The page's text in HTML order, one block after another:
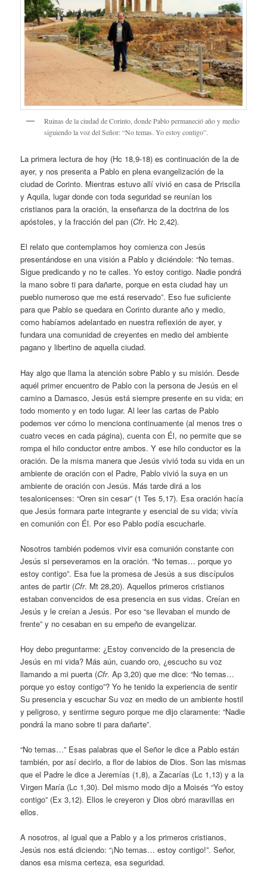
Ruinas de la ciudad de Corinto, donde Pablo permaneció año y medio
siguiendo la voz del Señor: “No temas. Yo estoy contigo”.
La primera lectura de hoy (Hc 18,9-18) es continuación de la de
ayer, y nos presenta a Pablo en plena evangelización de la
ciudad de Corinto. Mientras estuvo allí vivió en casa de Priscila
y Aquila, lugar donde con toda seguridad se reunían los
cristianos para la oración, la enseñanza de la doctrina de los
apóstoles, y la fracción del pan (Cfr. Hc 2,42).
El relato que contemplamos hoy comienza con Jesús
presentándose en una visión a Pablo y diciéndole: “No temas.
Sigue predicando y no te calles. Yo estoy contigo. Nadie pondrá
la mano sobre ti para dañarte, porque en esta ciudad hay un
pueblo numeroso que me está reservado”. Eso fue suficiente
para que Pablo se quedara en Corinto durante año y medio,
como habíamos adelantado en nuestra reflexión de ayer, y
fundara una comunidad de creyentes en medio del ambiente
pagano y libertino de aquella ciudad.
Hay algo que llama la atención sobre Pablo y su misión. Desde
aquél primer encuentro de Pablo con la persona de Jesús en el
camino a Damasco, Jesús está siempre presente en su vida; en
todo momento y en todo lugar. Al leer las cartas de Pablo
podemos ver cómo lo menciona continuamente (al menos tres o
cuatro veces en cada página), cuenta con Él, no permite que se
rompa el hilo conductor entre ambos. Y ese hilo conductor es la
oración. De la misma manera que Jesús vivió toda su vida en un
ambiente de oración con el Padre, Pablo vivió la suya en un
ambiente de oración con Jesús. Más tarde dirá a los
tesalonicenses: “Oren sin cesar” (1 Tes 5,17). Esa oración hacía
que Jesús formara parte integrante y esencial de su vida; vivía
en comunión con Él. Por eso Pablo podía escucharle.
Nosotros también podemos vivir esa comunión constante con
Jesús si perseveramos en la oración. “No temas… porque yo
estoy contigo”. Esa fue la promesa de Jesús a sus discípulos
antes de partir (Cfr. Mt 28,20). Aquellos primeros cristianos
estaban convencidos de esa presencia en sus vidas. Creían en
Jesús y le creían a Jesús. Por eso “se llevaban el mundo de
frente” y no cesaban en su empeño de evangelizar.
Hoy debo preguntarme: ¿Estoy convencido de la presencia de
Jesús en mi vida? Más aún, cuando oro, ¿escucho su voz
llamando a mi puerta (Cfr. Ap 3,20) que me dice: “No temas…
porque yo estoy contigo”? Yo he tenido la experiencia de sentir
Su presencia y escuchar Su voz en medio de un ambiente hostil
y peligroso, y sentirme seguro porque me dijo claramente: “Nadie
pondrá la mano sobre ti para dañarte”.
“No temas…” Esas palabras que el Señor le dice a Pablo están
también, por así decirlo, a flor de labios de Dios. Son las mismas
que el Padre le dice a Jeremías (1,8), a Zacarías (Lc 1,13) y a la
Virgen María (Lc 1,30). Del mismo modo dijo a Moisés “Yo estoy
contigo” (Ex 3,12). Ellos le creyeron y Dios obró maravillas en
ellos.
A nosotros, al igual que a Pablo y a los primeros cristianos,
Jesús nos está diciendo: “¡No temas… estoy contigo!”. Señor,
danos esa misma certeza, esa seguridad.